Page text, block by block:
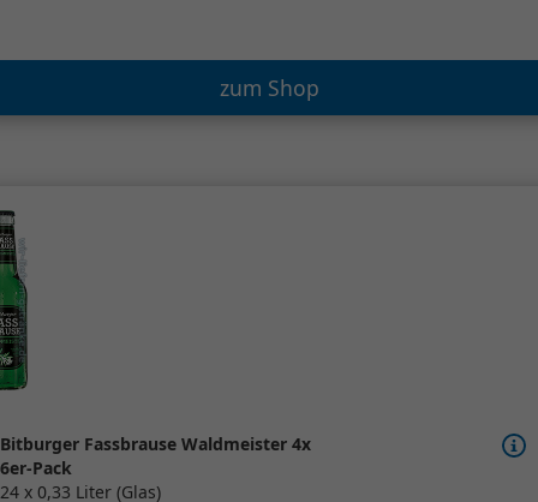
zum Shop
Bitburger Fassbrause Waldmeister 4x
6er-Pack
24 x 0,33 Liter (Glas)